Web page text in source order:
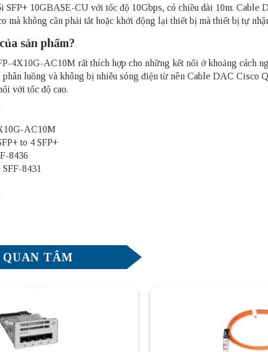
SFP+ 10GBASE-CU với tốc độ 10Gbps, có chiều dài 10m.
mà không cần phải tắt hoặc khởi động lại thiết bị mà thiết bị tự
sản phẩm?
4X10G-AC10M rất thích hợp cho những kết nối ở khoảng cách
phân luồng và không bị nhiễu sóng điện từ nên Cable DAC Cisco
với tốc độ cao.
AC10M
to 4 SFP+
8436
8431
TÂM